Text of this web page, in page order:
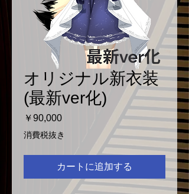
オリジナル新衣装
(最新ver化)
￥90,000価
消費税抜き
カートに追加する